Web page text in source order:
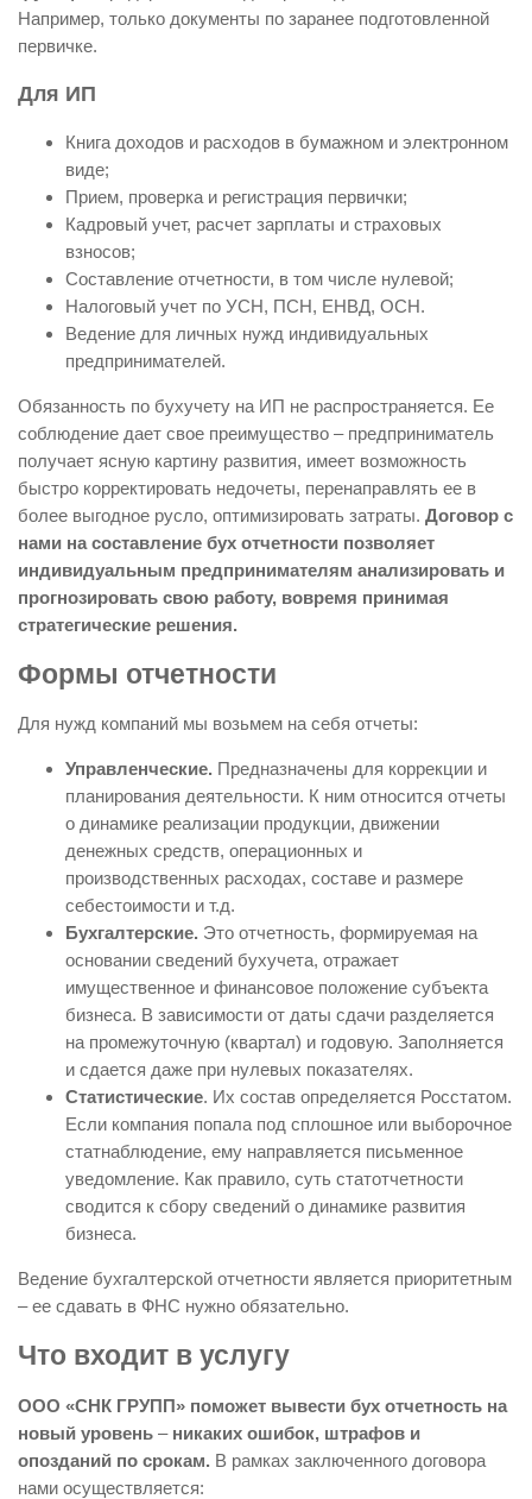
Например, только документы по заранее подготовленной
первичке.
Для ИП
Книга доходов и расходов в бумажном и электронном
виде;
Прием, проверка и регистрация первички;
Кадровый учет, расчет зарплаты и страховых
взносов;
Составление отчетности, в том числе нулевой;
Налоговый учет по УСН, ПСН, ЕНВД, ОСН.
Ведение для личных нужд индивидуальных
предпринимателей.
Обязанность по бухучету на ИП не распространяется. Ее
соблюдение дает свое преимущество – предприниматель
получает ясную картину развития, имеет возможность
быстро корректировать недочеты, перенаправлять ее в
более выгодное русло, оптимизировать затраты. Договор с
нами на составление бух отчетности позволяет
индивидуальным предпринимателям анализировать и
прогнозировать свою работу, вовремя принимая
стратегические решения.
Формы отчетности
Для нужд компаний мы возьмем на себя отчеты:
Управленческие. Предназначены для коррекции и
планирования деятельности. К ним относится отчеты
о динамике реализации продукции, движении
денежных средств, операционных и
производственных расходах, составе и размере
себестоимости и т.д.
Бухгалтерские. Это отчетность, формируемая на
основании сведений бухучета, отражает
имущественное и финансовое положение субъекта
бизнеса. В зависимости от даты сдачи разделяется
на промежуточную (квартал) и годовую. Заполняется
и сдается даже при нулевых показателях.
Статистические. Их состав определяется Росстатом.
Если компания попала под сплошное или выборочное
статнаблюдение, ему направляется письменное
уведомление. Как правило, суть статотчетности
сводится к сбору сведений о динамике развития
бизнеса.
Ведение бухгалтерской отчетности является приоритетным
– ее сдавать в ФНС нужно обязательно.
Что входит в услугу
ООО «СНК ГРУПП» поможет вывести бух отчетность на
новый уровень –никаких ошибок, штрафов и
опозданий по срокам. В рамках заключенного договора
нами осуществляется: